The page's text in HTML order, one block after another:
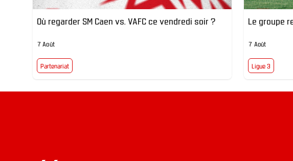
Où regarder SM Caen vs. VAFC ce vendredi soir ?
7 Août
Partenariat
Le groupe
7 Août
Ligue 3